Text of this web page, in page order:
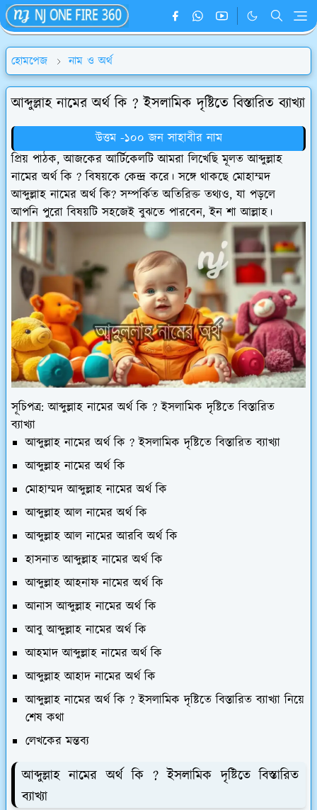
হোমপেজ নাম ও অর্থ
আব্দুল্লাহ নামের অর্থ কি ? ইসলামিক দৃষ্টিতে বিস্তারিত ব্যাখ্যা
উত্তম -১০০ জন সাহাবীর নাম
প্রিয় পাঠক, আজকের আর্টিকেলটি আমরা লিখেছি মূলত আব্দুল্লাহ
নামের অর্থ কি ? বিষয়কে কেন্দ্র করে। সঙ্গে থাকছে মোহাম্মদ
আব্দুল্লাহ নামের অর্থ কি? সম্পর্কিত অতিরিক্ত তথ্যও, যা পড়লে
আপনি পুরো বিষয়টি সহজেই বুঝতে পারবেন, ইন শা আল্লাহ।
সূচিপত্র: আব্দুল্লাহ নামের অর্থ কি ? ইসলামিক দৃষ্টিতে বিস্তারিত
ব্যাখ্যা
আব্দুল্লাহ নামের অর্থ কি ? ইসলামিক দৃষ্টিতে বিস্তারিত ব্যাখ্যা
আব্দুল্লাহ নামের অর্থ কি
মোহাম্মদ আব্দুল্লাহ নামের অর্থ কি
আব্দুল্লাহ আল নামের অর্থ কি
আব্দুল্লাহ আল নামের আরবি অর্থ কি
হাসনাত আব্দুল্লাহ নামের অর্থ কি
আব্দুল্লাহ আহনাফ নামের অর্থ কি
আনাস আব্দুল্লাহ নামের অর্থ কি
আবু আব্দুল্লাহ নামের অর্থ কি
আহমাদ আব্দুল্লাহ নামের অর্থ কি
আব্দুল্লাহ আহাদ নামের অর্থ কি
আব্দুল্লাহ নামের অর্থ কি ? ইসলামিক দৃষ্টিতে বিস্তারিত ব্যাখ্যা নিয়ে
শেষ কথা
লেখকের মন্তব্য
আব্দুল্লাহ নামের অর্থ কি ? ইসলামিক দৃষ্টিতে বিস্তারিত
ব্যাখ্যা